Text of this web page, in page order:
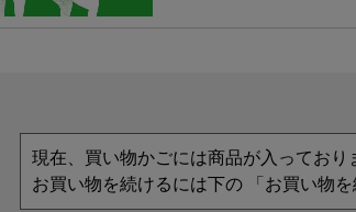
現在、買い物かごには商品が入っており
お買い物を続けるには下の 「お買い物